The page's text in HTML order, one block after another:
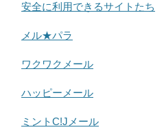
安全に利用できるサイトたち
メル★パラ
ワクワクメール
ハッピーメール
ミントC!Jメール